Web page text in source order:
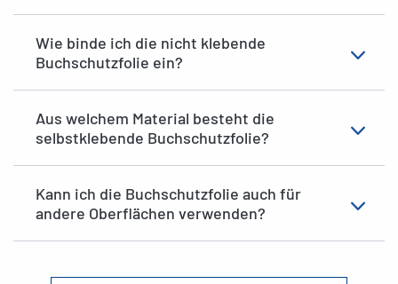
Wie binde ich die nicht klebende
Buchschutzfolie ein?
Aus welchem Material besteht die
selbstklebende Buchschutzfolie?
Kann ich die Buchschutzfolie auch für
andere Oberflächen verwenden?